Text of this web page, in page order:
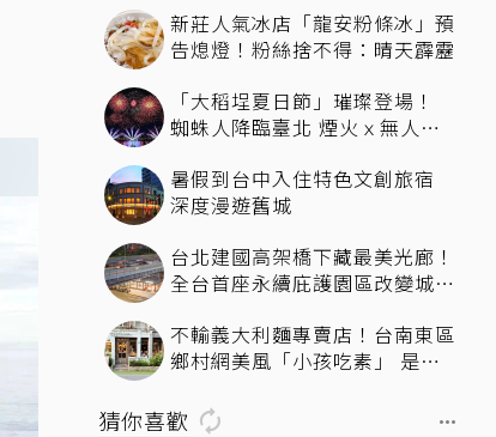
新莊人氣冰店「龍安粉條冰」預
告熄燈！粉絲捨不得：晴天霹靂
「大稻埕夏日節」璀璨登場！
蜘蛛人降臨臺北 煙火ｘ無人機
暑假到台中入住特色文創旅宿
深度漫遊舊城
台北建國高架橋下藏最美光廊！
全台首座永續庇護園區改變城市
不輸義大利麵專賣店！台南東區
鄉村網美風「小孩吃素」 是一
猜你喜歡